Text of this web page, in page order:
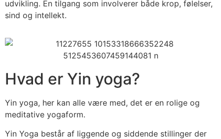
udvikling. En tilgang som involverer både krop, følelser,
sind og intellekt.
Hvad er Yin yoga?
Yin yoga, her kan alle være med, det er en rolige og
meditative yogaform.
Yin Yoga består af liggende og siddende stillinger der